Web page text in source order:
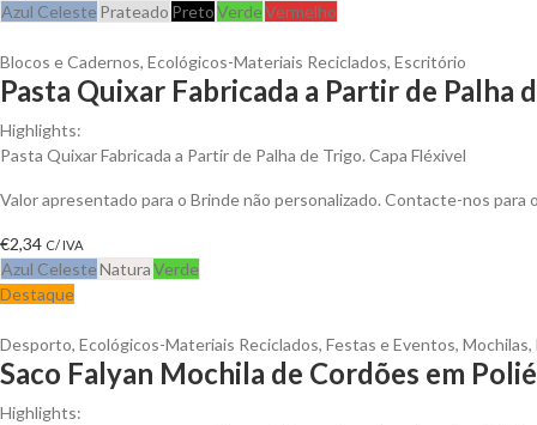
Azul Celeste Prateado PretoVerdeVermelho
Blocos e Cadernos, Ecológicos-Materiais Reciclados, Escritório
Pasta Quixar Fabricada a Partir de Palha
Highlights:
Pasta Quixar Fabricada a Partir de Palha de Trigo. Capa Fléxivel
Valor apresentado para o Brinde não personalizado. Contacte-nos
€2,34 C/ IVA
Azul CelesteNaturaVerde
Destaque
Desporto, Ecológicos-Materiais Reciclados, Festas e Eventos, Mochilas,
Saco Falyan Mochila de Cordões em
Highlights: